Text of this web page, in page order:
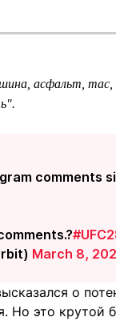
асфальт,
comments
March 8,
о
Но это